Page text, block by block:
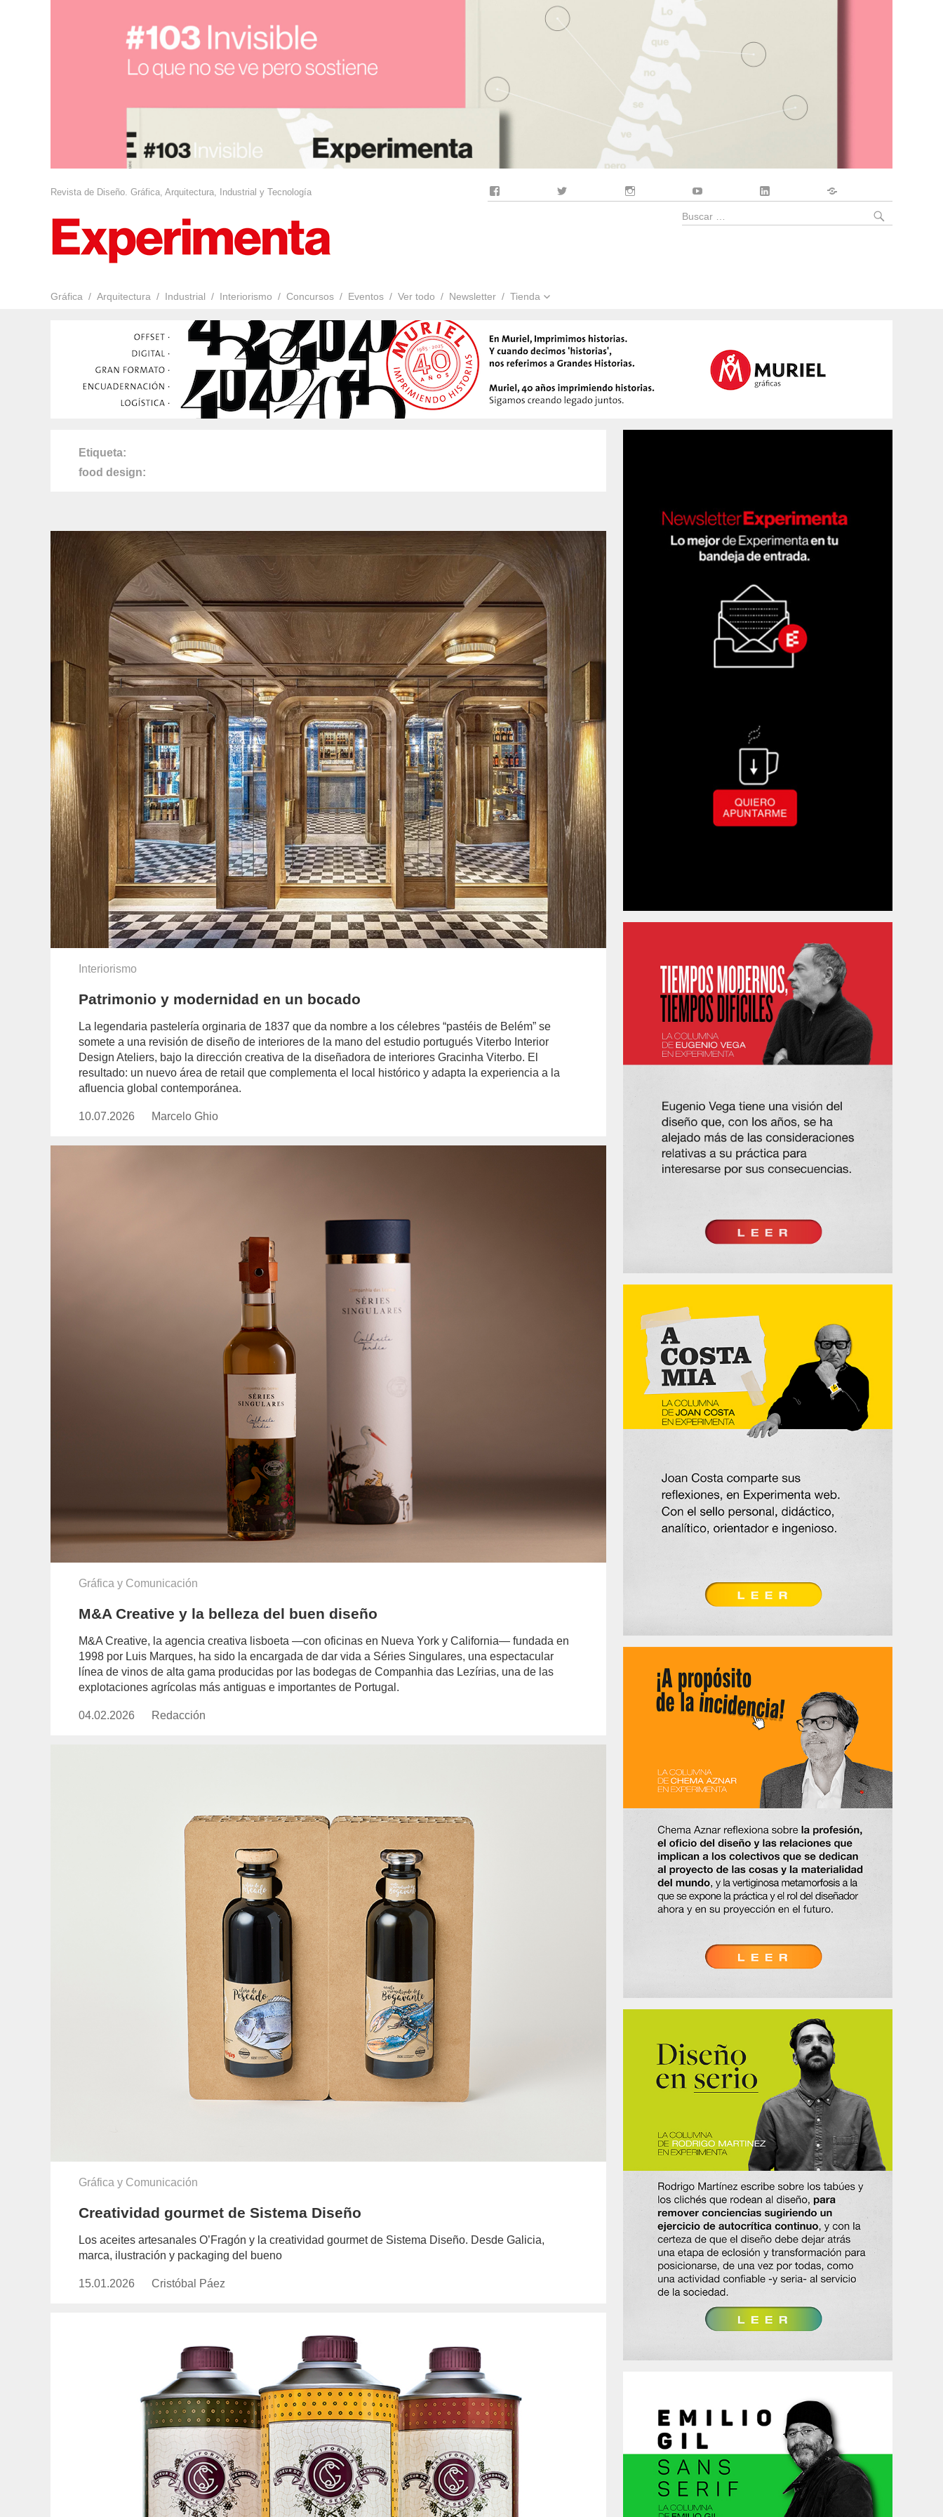
Revista de Diseño. Gráfica, Arquitectura, Industrial y Tecnología
Gráfica Arquitectura Industrial Interiorismo Concursos Eventos Ver todo Newsletter Tienda
Buscar
Etiqueta
food design
Interiorismo
Patrimonio y modernidad en un bocado
La legendaria pastelería orginaria de 1837 que da nombre a los célebres “pastéis de Belém” se
somete a una revisión de diseño de interiores de la mano del estudio portugués Viterbo Interior
Design Ateliers, bajo la dirección creativa de la diseñadora de interiores Gracinha Viterbo. El
resultado: un nuevo área de retail que complementa el local histórico y adapta la experiencia a la
afluencia global contemporánea.
Publicado
10.07.2026
https://www.experimenta.es/author/marcelo-
Marcelo Ghio
Gráfica y Comunicación
M&A Creative y la belleza del buen diseño
M&A Creative, la agencia creativa lisboeta —con oficinas en Nueva York y California— fundada en
1998 por Luis Marques, ha sido la encargada de dar vida a Séries Singulares, una espectacular
línea de vinos de alta gama producidas por las bodegas de Companhia das Lezírias, una de las
explotaciones agrícolas más antiguas e importantes de Portugal.
Publicado
04.02.2026 https://www.experimenta.es/author/redaccion/
Redacción
Gráfica y Comunicación
Creatividad gourmet de Sistema Diseño
Los aceites artesanales O’Fragón y la creatividad gourmet de Sistema Diseño. Desde Galicia,
marca, ilustración y packaging del bueno
Publicado
15.01.2026
https://www.experimenta.es/author/cristobal-
Cristóbal Páez